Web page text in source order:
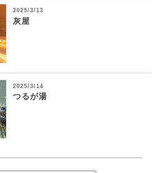
2025/3/13
灰屋
2025/3/14
つるが湯